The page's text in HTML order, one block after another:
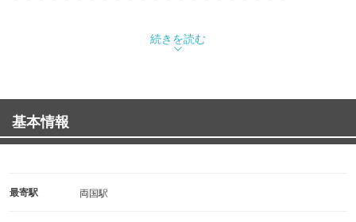
こだわり1:店主は製麺所に長く勤務し、自分の目指す味を
とお店を開いたのが、両国石原の地です。土地柄、力士や
の秘訣は「こだわりの麺」です。玉子麺、しゃんこ麺、国
内産小麦を用いたつけ麺、クロレラ麺、など麺の種類も豊
富で、メニューによって使い分けています。
こだわり2:大好評「もやしキムチ」も食べ放題で、提供し
続きを読む
基本情報
最寄駅 両国駅